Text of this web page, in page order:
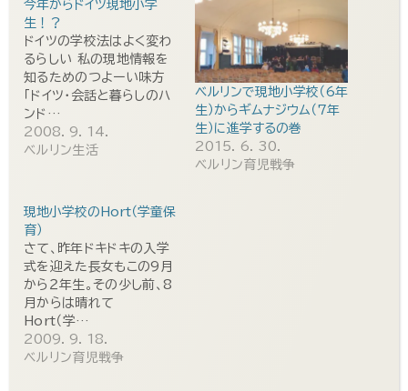
今年からドイツ現地小学
生！？
ドイツの学校法はよく変わ
るらしい 私の現地情報を
知るためのつよーい味方
「ドイツ・会話と暮らしのハ
ンド…
2008. 9. 14.
ベルリン生活
ベルリンで現地小学校（6年
生）からギムナジウム（7年
生）に進学するの巻
2015. 6. 30.
ベルリン育児戦争
現地小学校のHort（学童保
育）
さて、昨年ドキドキの入学
式を迎えた長女もこの9月
から２年生。その少し前、8
月からは晴れて
Hort（学…
2009. 9. 18.
ベルリン育児戦争